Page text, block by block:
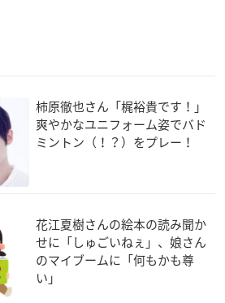
柿原徹也さん「梶裕貴です！」
爽やかなユニフォーム姿でバド
ミントン（！？）をプレー！
花江夏樹さんの絵本の読み聞か
せに「しゅごいねぇ」、娘さん
のマイブームに「何もかも尊
い」